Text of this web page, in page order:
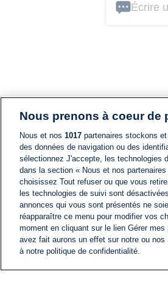
Écrire
Nous prenons à coeur de
Nous et nos 1017 partenaires stockons
des données de navigation ou des
sélectionnez J'accepte, les technologies
dans la section « Nous et nos
choisissez Tout refuser ou que vous
les technologies de suivi sont
annonces qui vous sont présentés ne
réapparaître ce menu pour modifier vos
moment en cliquant sur le lien Gérer
avez fait aurons un effet sur notre ou
à notre politique de confidentialité.